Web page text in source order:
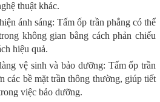
thuật khác.
ánh sáng: Tấm ốp trần phẳng có thể
không gian bằng cách phản chiếu
hiệu quả.
vệ sinh và bảo dưỡng: Tấm ốp trần
các bề mặt trần thông thường, giúp tiết
việc bảo dưỡng.